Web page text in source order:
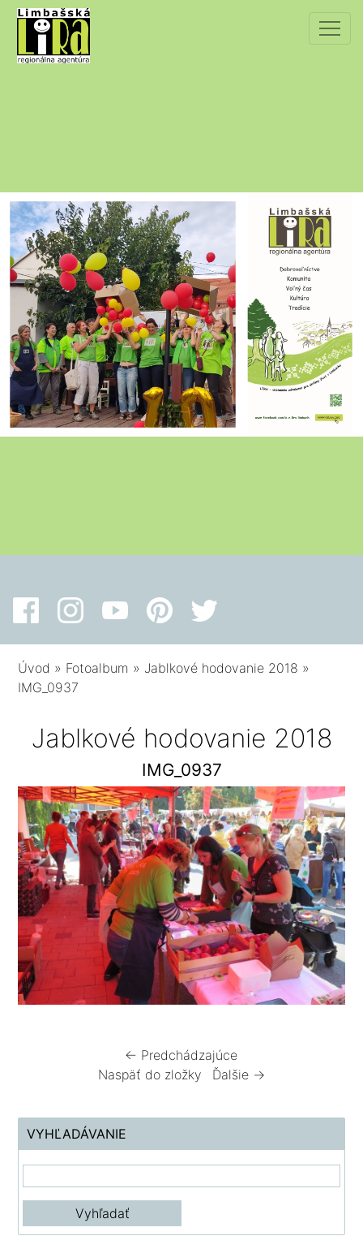
Úvod » Fotoalbum » Jablkové hodovanie 2018 »
IMG_0937
Jablkové hodovanie 2018
IMG_0937
← Predchádzajúce
Naspäť do zložky
Ďalšie →
VYHĽADÁVANIE